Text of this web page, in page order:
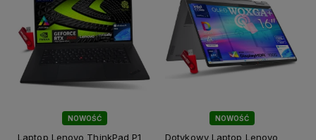
NOWOŚĆ
Laptop Lenovo ThinkPad P1
NOWOŚĆ
Dotykowy Laptop Lenovo